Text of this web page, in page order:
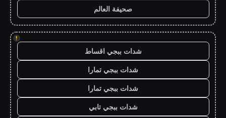
صحيفة العالم
!
شدات ببجي اقساط
شدات ببجي تمارا
شدات ببجي تمارا
شدات ببجي تابي